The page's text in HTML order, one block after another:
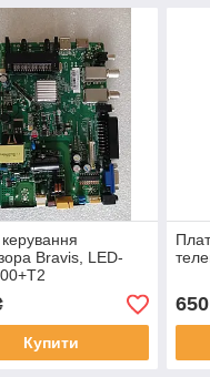
Bravis, LED-
Купити
650